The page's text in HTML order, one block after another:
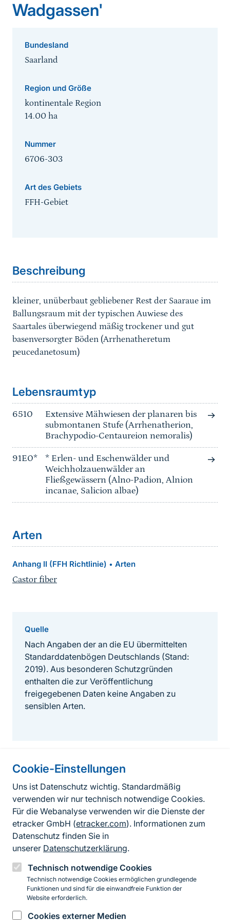
Cookie-Einstellungen
Uns ist Datenschutz wichtig. Standardmäßig
verwenden wir nur technisch notwendige Cookies.
Für die Webanalyse verwenden wir die Dienste der
etracker GmbH (etracker.com). Informationen zum
Datenschutz finden Sie in
unserer Datenschutzerklärung.
Technisch notwendige Cookies
Technisch notwendige Cookies ermöglichen grundlegende
Funktionen und sind für die einwandfreie Funktion der
Website erforderlich.
Cookies externer Medien
Wadgassen'
Bundesland
Saarland
Region und Größe
kontinentale Region
14.00 ha
Nummer
6706-303
Art des Gebiets
FFH-Gebiet
Beschreibung
kleiner, unüberbaut gebliebener Rest der Saaraue im
Ballungsraum mit der typischen Auwiese des
Saartales überwiegend mäßig trockener und gut
basenversorgter Böden (Arrhenatheretum
peucedanetosum)
Lebensraumtyp
6510
Extensive Mähwiesen der planaren bis
submontanen Stufe (Arrhenatherion,
Brachypodio-Centaureion nemoralis)
91E0*
* Erlen- und Eschenwälder und
Weichholzauenwälder an
Fließgewässern (Alno-Padion, Alnion
incanae, Salicion albae)
Arten
Anhang II (FFH Richtlinie) • Arten
Castor fiber
Quelle
Nach Angaben der an die EU übermittelten
Standarddatenbögen Deutschlands (Stand:
2019). Aus besonderen Schutzgründen
enthalten die zur Veröffentlichung
freigegebenen Daten keine Angaben zu
sensiblen Arten.
Informationen zur Seite
FußzeileKontakt zum BfN
Kontaktformular
Erklärung zur Barrierefreiheit
Impressum
Datenschutz